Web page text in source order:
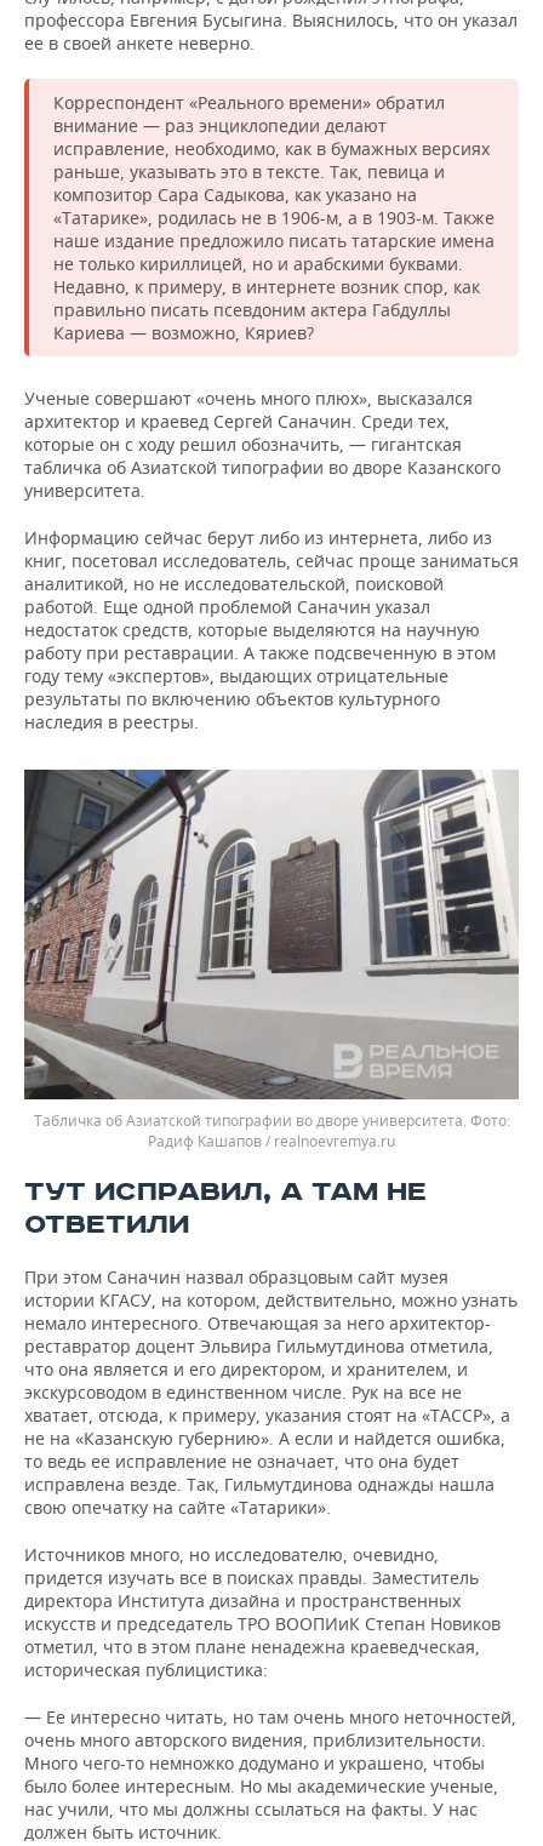
профессора Евгения Бусыгина. Выяснилось, что он указал
ее в своей анкете неверно.
Корреспондент «Реального времени» обратил
внимание — раз энциклопедии делают
исправление, необходимо, как в бумажных версиях
раньше, указывать это в тексте. Так, певица и
композитор Сара Садыкова, как указано на
«Татарике», родилась не в 1906-м, а в 1903-м. Также
наше издание предложило писать татарские имена
не только кириллицей, но и арабскими буквами.
Недавно, к примеру, в интернете возник спор, как
правильно писать псевдоним актера Габдуллы
Кариева — возможно, Кяриев?
Ученые совершают «очень много плюх», высказался
архитектор и краевед Сергей Саначин. Среди тех,
которые он с ходу решил обозначить, — гигантская
табличка об Азиатской типографии во дворе Казанского
университета.
Информацию сейчас берут либо из интернета, либо из
книг, посетовал исследователь, сейчас проще заниматься
аналитикой, но не исследовательской, поисковой
работой. Еще одной проблемой Саначин указал
недостаток средств, которые выделяются на научную
работу при реставрации. А также подсвеченную в этом
году тему «экспертов», выдающих отрицательные
результаты по включению объектов культурного
наследия в реестры.
Табличка об Азиатской типографии во дворе университета.
Радиф Кашапов / realnoevremya.ru
ТУТ ИСПРАВИЛ, А ТАМ НЕ
ОТВЕТИЛИ
При этом Саначин назвал образцовым сайт музея
истории КГАСУ, на котором, действительно, можно узнать
немало интересного. Отвечающая за него архитектор-
реставратор доцент Эльвира Гильмутдинова отметила,
что она является и его директором, и хранителем, и
экскурсоводом в единственном числе. Рук на все не
хватает, отсюда, к примеру, указания стоят на «ТАССР», а
не на «Казанскую губернию». А если и найдется ошибка,
то ведь ее исправление не означает, что она будет
исправлена везде. Так, Гильмутдинова однажды нашла
свою опечатку на сайте «Татарики».
Источников много, но исследователю, очевидно,
придется изучать все в поисках правды. Заместитель
директора Института дизайна и пространственных
искусств и председатель ТРО ВООПИиК Степан Новиков
отметил, что в этом плане ненадежна краеведческая,
историческая публицистика:
— Ее интересно читать, но там очень много неточностей,
очень много авторского видения, приблизительности.
Много чего-то немножко додумано и украшено, чтобы
было более интересным. Но мы академические ученые,
нас учили, что мы должны ссылаться на факты. У нас
должен быть источник.